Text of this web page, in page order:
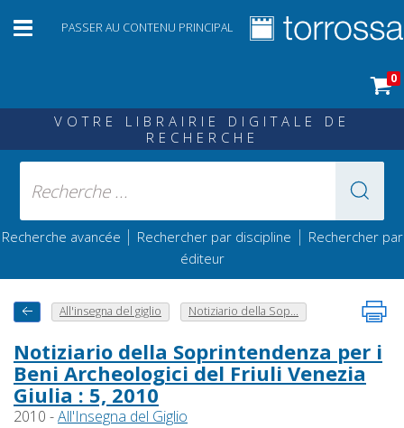
PASSER AU CONTENU PRINCIPAL
0
VOTRE LIBRAIRIE DIGITALE DE
RECHERCHE
Recherche avancée | Rechercher par discipline | Rechercher par
éditeur
All'insegna del giglio Notiziario della Sop...
Notiziario della Soprintendenza per i
Beni Archeologici del Friuli Venezia
Giulia : 5, 2010
2010 -All'Insegna del Giglio